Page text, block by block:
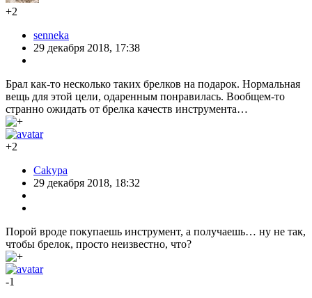
+2
senneka
29 декабря 2018, 17:38
Брал как-то несколько таких брелков на подарок. Нормальная
вещь для этой цели, одаренным понравилась. Вообщем-то
странно ожидать от брелка качеств инструмента…
+2
Cakypa
29 декабря 2018, 18:32
Порой вроде покупаешь инструмент, а получаешь… ну не так,
чтобы брелок, просто неизвестно, что?
-1